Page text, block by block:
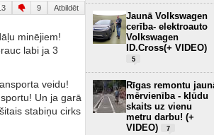
9 Atbildēt
minējiem!
labi ja 3
veidu!
Un ja garā
stabiņu cirks
Jaunā Volkswagen
cerība- elektroauto
Volkswagen
ID.Cross(+ VIDEO)
5
Rīgas remontu
mērvienība - kļūdu
skaits uz vienu
metru darbu! (+
VIDEO)
7